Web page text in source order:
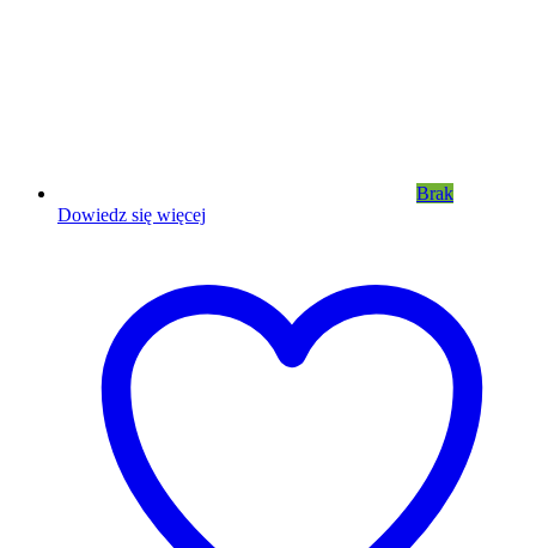
Brak
Dowiedz się więcej